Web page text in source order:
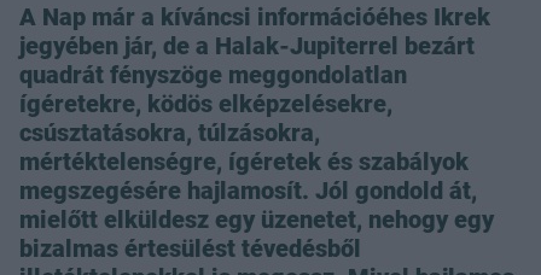
A Nap már a kíváncsi információéhes Ikrek
jegyében jár, de a Halak-Jupiterrel bezárt
quadrát fényszöge meggondolatlan
ígéretekre, ködös elképzelésekre,
csúsztatásokra, túlzásokra,
mértéktelenségre, ígéretek és szabályok
megszegésére hajlamosít. Jól gondold át,
mielőtt elküldesz egy üzenetet, nehogy egy
bizalmas értesülést tévedésből